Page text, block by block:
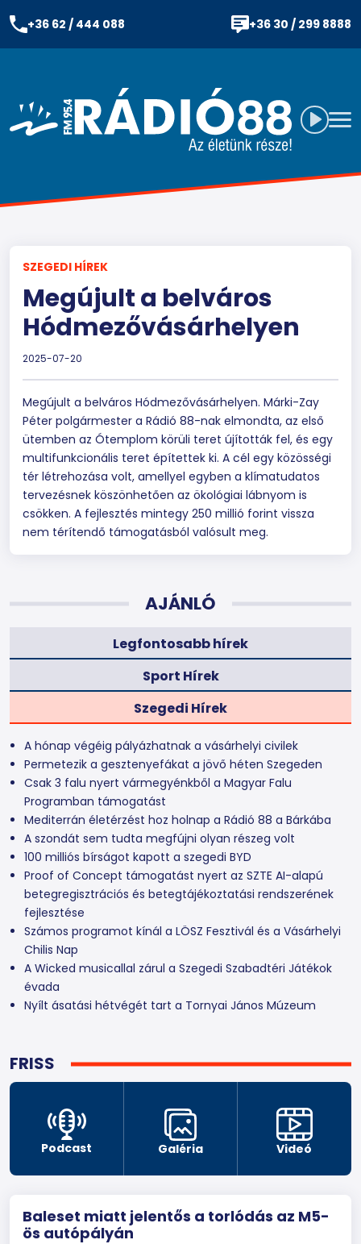
+36 62 / 444 088 +36 30 / 299 8888
FRISS
Podcast Galéria Videó
Baleset miatt jelentős a torlódás az M5-
ös autópályán
SZEGEDI HÍREK
Megújult a belváros
Hódmezővásárhelyen
2025-07-20
Megújult a belváros Hódmezővásárhelyen. Márki-Zay
Péter polgármester a Rádió 88-nak elmondta, az első
ütemben az Ótemplom körüli teret újították fel, és egy
multifunkcionális teret építettek ki. A cél egy közösségi
tér létrehozása volt, amellyel egyben a klímatudatos
tervezésnek köszönhetően az ökológiai lábnyom is
csökken. A fejlesztés mintegy 250 millió forint vissza
nem térítendő támogatásból valósult meg.
AJÁNLÓ
Legfontosabb hírek
Sport Hírek
Szegedi Hírek
A hónap végéig pályázhatnak a vásárhelyi civilek
Permetezik a gesztenyefákat a jövő héten Szegeden
Csak 3 falu nyert vármegyénkből a Magyar Falu
Programban támogatást
Mediterrán életérzést hoz holnap a Rádió 88 a Bárkába
A szondát sem tudta megfújni olyan részeg volt
100 milliós bírságot kapott a szegedi BYD
Proof of Concept támogatást nyert az SZTE AI-alapú
betegregisztrációs és betegtájékoztatási rendszerének
fejlesztése
Számos programot kínál a LÖSZ Fesztivál és a Vásárhelyi
Chilis Nap
A Wicked musicallal zárul a Szegedi Szabadtéri Játékok
évada
Nyílt ásatási hétvégét tart a Tornyai János Múzeum